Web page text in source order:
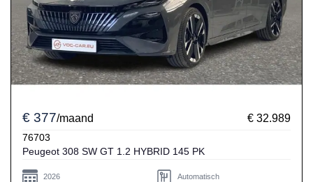
€ 377/maand € 32.989
76703
Peugeot 308 SW GT 1.2 HYBRID 145 PK
2026 Automatisch